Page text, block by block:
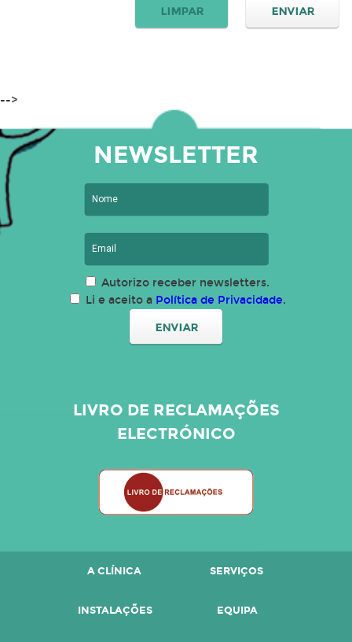
-->
NEWSLETTER
Autorizo receber newsletters.
Li e aceito a Política de Privacidade.
LIVRO DE RECLAMAÇÕES
ELECTRÓNICO
A CLÍNICA SERVIÇOS
INSTALAÇÕES EQUIPA